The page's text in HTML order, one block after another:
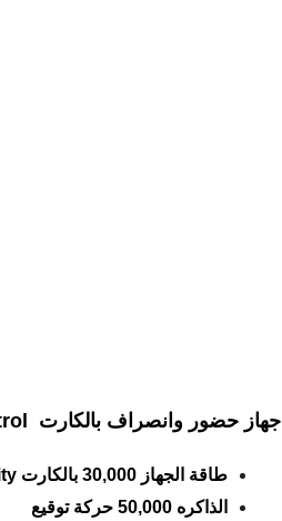
جهاز حضور وانصراف بالكارت Access Control
طاقة الجهاز 30,000 بالكارت Proximity
الذاكره 50,000 حركة توقيع